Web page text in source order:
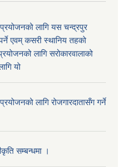
प्रयोजनको लागि यस चन्द्रपुर
एवम् कसरी स्थानिय तहको
लागि सरोकारवालाको
यो
लागि रोजगारदातासँग गर्ने
सम्बन्धमा ।